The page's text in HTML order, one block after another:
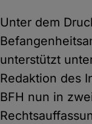
Unter dem
unterstützt
Redaktion des
BFH nun in